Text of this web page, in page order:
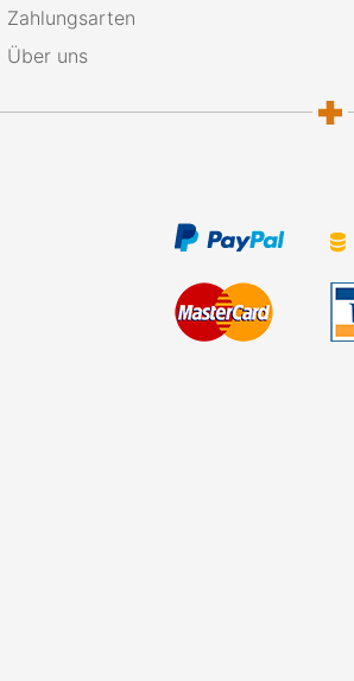
Zahlungsarten
Über uns